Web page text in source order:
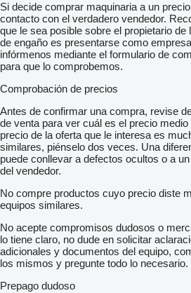
Si decide comprar maquinaria a un
contacto con el verdadero vendedor.
que le sea posible sobre el propietario
de engaño es presentarse como
infórmenos mediante el formulario de
para que lo comprobemos.
Comprobación de precios
Antes de confirmar una compra, revise
de venta para ver cuál es el precio
precio de la oferta que le interesa es
similares, piénselo dos veces. Una
puede conllevar a defectos ocultos o a
del vendedor.
No compre productos cuyo precio diste
equipos similares.
No acepte compromisos dudosos o
lo tiene claro, no dude en solicitar
adicionales y documentos del equipo,
los mismos y pregunte todo lo necesario.
Prepago dudoso